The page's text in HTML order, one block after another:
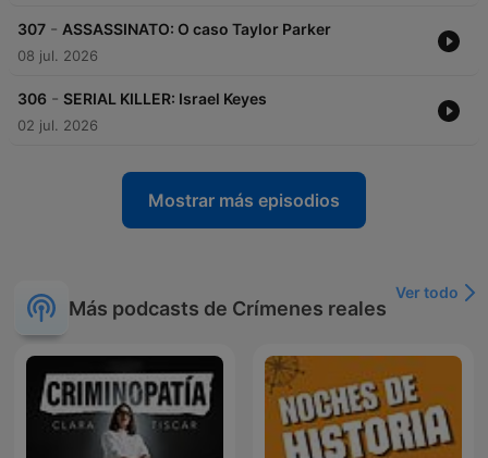
307 - ASSASSINATO: O caso Taylor Parker
08 jul. 2026
306 - SERIAL KILLER: Israel Keyes
02 jul. 2026
Mostrar más episodios
Más podcasts de Crímenes reales
Ver todo